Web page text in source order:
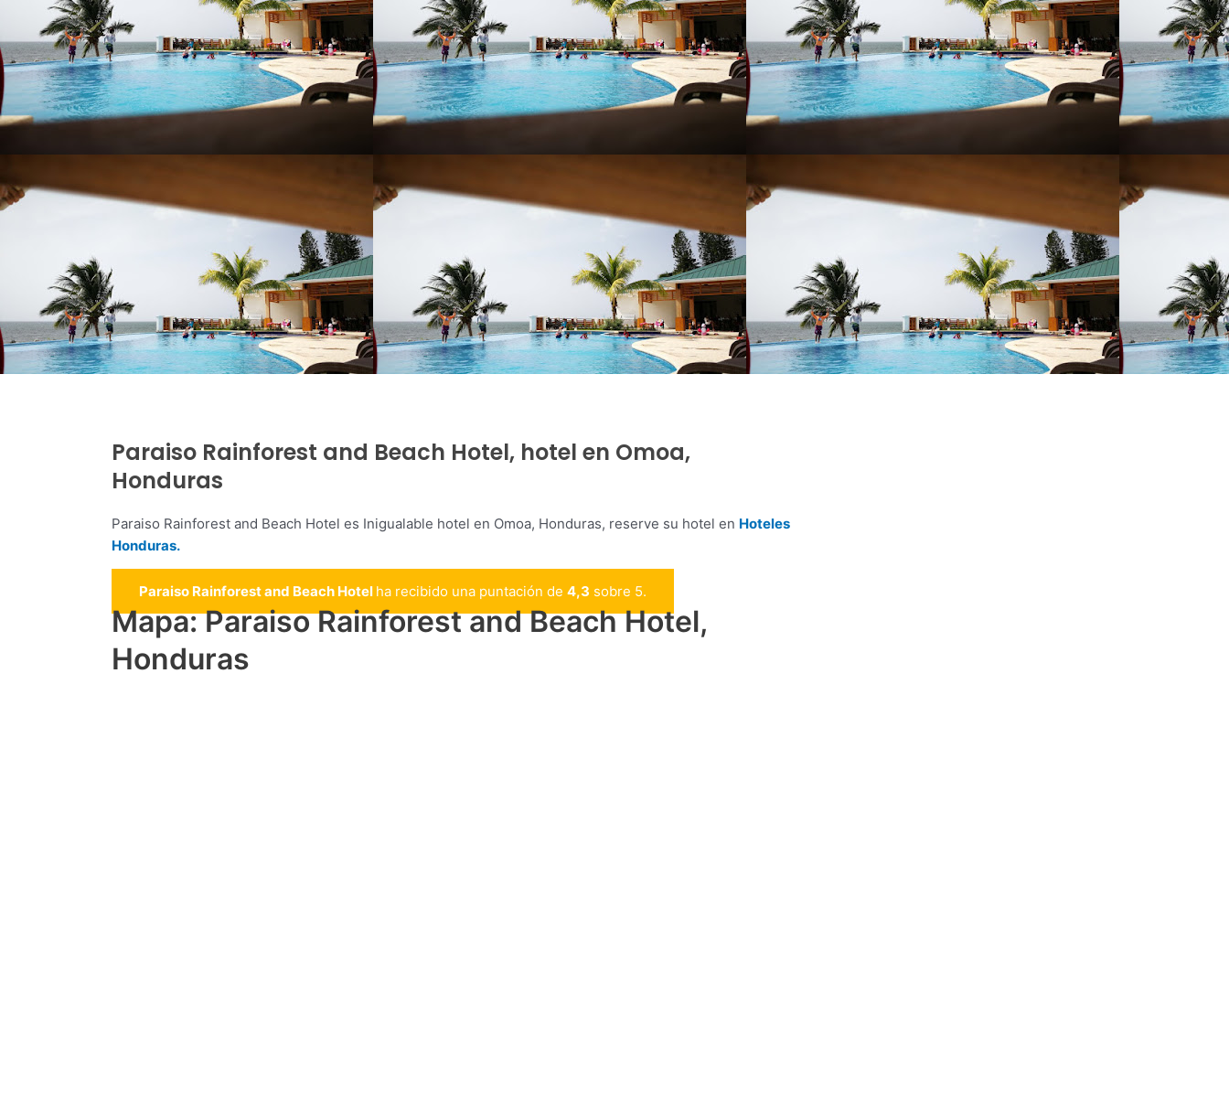
Paraiso Rainforest and Beach Hotel, hotel en Omoa,
Honduras
Paraiso Rainforest and Beach Hotel es Inigualable hotel en Omoa, Honduras, reserve su hotel en Hoteles
Honduras.
Paraiso Rainforest and Beach Hotel ha recibido una puntación de 4,3 sobre 5.
Mapa: Paraiso Rainforest and Beach Hotel,
Honduras